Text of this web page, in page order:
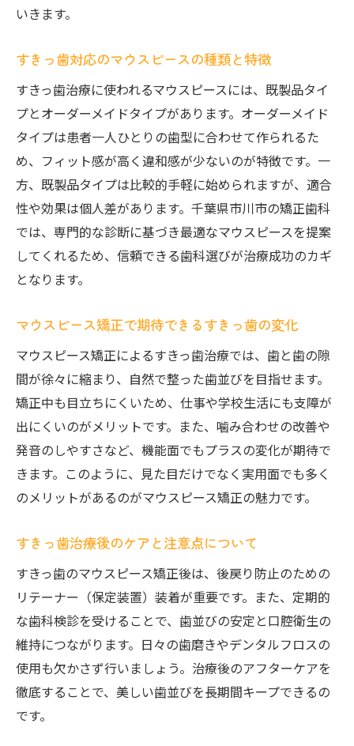
最新矯正法で叶える美しいすきっ歯の仕上
がり
すきっ歯治療における費用と期間の目安を知る
すきっ歯マウスピース矯正の費用相場とは
費用と効果で考えるすきっ歯矯正の選択肢
すきっ歯治療にかかる期間の目安を解説
マウスピース矯正の費用を抑えるポイント
すきっ歯治療の分割払いとサポート制度
費用や期間で後悔しないすきっ歯矯正計画
な理由
子どものすきっ歯にマウスピースが選ばれ
る理由
成長期のすきっ歯対策にマウスピースが最
適
通いやすい市川市の子ども矯正歯科の特徴
子ども向けすきっ歯マウスピース治療の流
れ
ート
子どものすきっ歯治療後のケアと注意点
通院しやすい市川市の矯正歯科選びのコツ
通院しやすい市川市の矯正歯科の選び方
駅チカで便利なすきっ歯矯正歯科の特徴
すきっ歯治療の口コミや評判を参考に探そ
いきます。
すきっ歯対応のマウスピースの種類と特徴
すきっ歯治療に使われるマウスピースには、既製品タイ
プとオーダーメイドタイプがあります。オーダーメイド
タイプは患者一人ひとりの歯型に合わせて作られるた
め、フィット感が高く違和感が少ないのが特徴です。一
方、既製品タイプは比較的手軽に始められますが、適合
性や効果は個人差があります。千葉県市川市の矯正歯科
では、専門的な診断に基づき最適なマウスピースを提案
してくれるため、信頼できる歯科選びが治療成功のカギ
となります。
マウスピース矯正で期待できるすきっ歯の変化
マウスピース矯正によるすきっ歯治療では、歯と歯の隙
間が徐々に縮まり、自然で整った歯並びを目指せます。
矯正中も目立ちにくいため、仕事や学校生活にも支障が
出にくいのがメリットです。また、噛み合わせの改善や
発音のしやすさなど、機能面でもプラスの変化が期待で
きます。このように、見た目だけでなく実用面でも多く
のメリットがあるのがマウスピース矯正の魅力です。
すきっ歯治療後のケアと注意点について
すきっ歯のマウスピース矯正後は、後戻り防止のための
リテーナー（保定装置）装着が重要です。また、定期的
な歯科検診を受けることで、歯並びの安定と口腔衛生の
維持につながります。日々の歯磨きやデンタルフロスの
使用も欠かさず行いましょう。治療後のアフターケアを
徹底することで、美しい歯並びを長期間キープできるの
です。